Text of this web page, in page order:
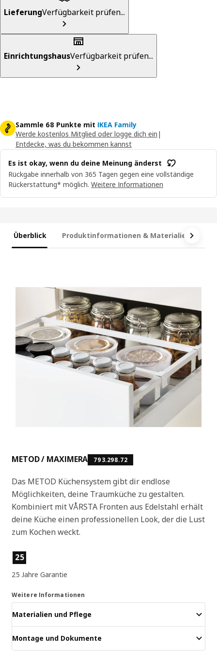
LieferungVerfügbarkeit prüfen...
EinrichtungshausVerfügbarkeit prüfen...
Sammle 68 Punkte mit IKEA Family
Werde kostenlos Mitglied oder logge dich ein |
Entdecke, was du bekommen kannst
Es ist okay, wenn du deine Meinung änderst
Rückgabe innerhalb von 365 Tagen gegen eine vollständige
Rückerstattung* möglich. Weitere Informationen
Überblick Produktinformationen & Materialien
METOD / MAXIMERA 793.298.72
Das METOD Küchensystem gibt dir endlose
Möglichkeiten, deine Traumküche zu gestalten.
Kombiniert mit VÅRSTA Fronten aus Edelstahl erhält
deine Küche einen professionellen Look, der die Lust
zum Kochen weckt.
Produktmerkmale
25
25 Jahre Garantie
Weitere Informationen
Materialien und Pflege
Montage und Dokumente